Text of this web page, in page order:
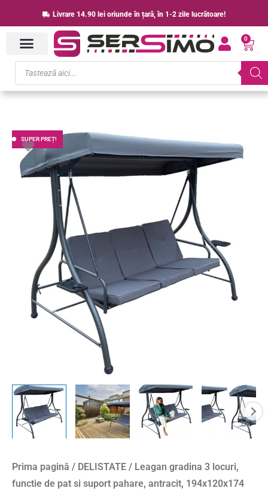
to
content
Livrare 14.90 lei oriunde în țară, în 1-2 zile lucrătoare!
0
Cart
Products
search
SUPER PREȚ!
Prima pagină / DELISTATE / Leagan gradina 3 locuri,
functie de pat si suport pahare, antracit, 194x120x174
Prețul
inițial
a
1,145.00 lei.
Prețul
curent
este:
936.00 lei.